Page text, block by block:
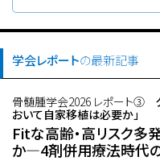
学会レポートの最新記事
骨髄腫学会2026 レポート③
おいて自家移植は必要か」
Fitな高齢・高リスク
か―4剤併用療法時代